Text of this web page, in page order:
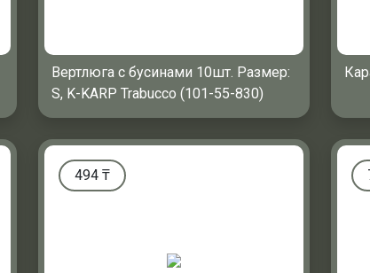
Вертлюга с бусинами 10шт. Размер:
S, K-KARP Trabucco (101-55-830)
494 ₸